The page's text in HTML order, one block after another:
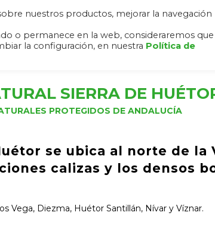
Y GENERALIFE RUTAS
SIERRA DE
PROTEGIDOS DE ANDALUCÍA
se ubica al norte de la
calizas y los densos
Vega, Diezma, Huétor Santillán, Nívar y Víznar.
nuestros productos, mejorar la navegación
o permanece en la web, consideraremos que
la configuración, en nuestra Política de